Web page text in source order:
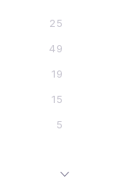
25
49
19
15
5